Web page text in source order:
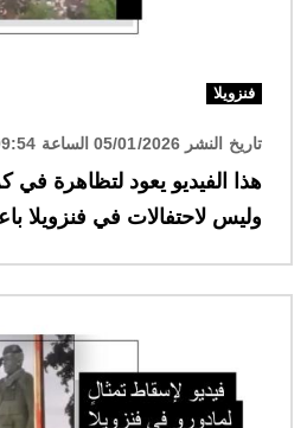
فنزويلا
تاريخ النشر 05/01/2026 الساعة 09:54
وليس لاحتفالات في فنزويلا